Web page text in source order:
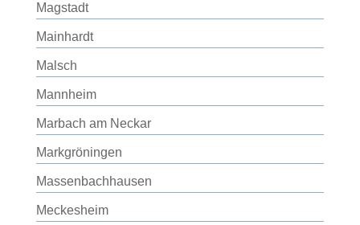
Magstadt
Mainhardt
Malsch
Mannheim
Marbach am Neckar
Markgröningen
Massenbachhausen
Meckesheim